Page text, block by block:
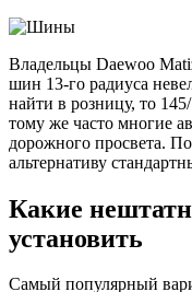
Владельцы Daewoo
шин 13-го радиуса
найти в розницу, то
тому же часто многие
дорожного просвета.
альтернативу
Какие
установить
Самый популярный